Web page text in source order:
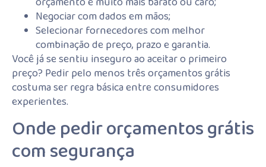
Negociar com dados em mãos;
Selecionar fornecedores com melhor
combinação de preço, prazo e garantia.
Você já se sentiu inseguro ao aceitar o primeiro
preço? Pedir pelo menos três orçamentos grátis
costuma ser regra básica entre consumidores
experientes.
Onde pedir orçamentos grátis
com segurança